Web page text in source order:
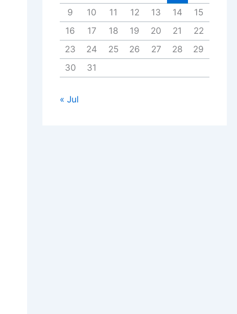
9
10 11 12 13 14
15
16
17 18 19 20 21
22
23
24 25 26 27 28
29
30
31
« Jul